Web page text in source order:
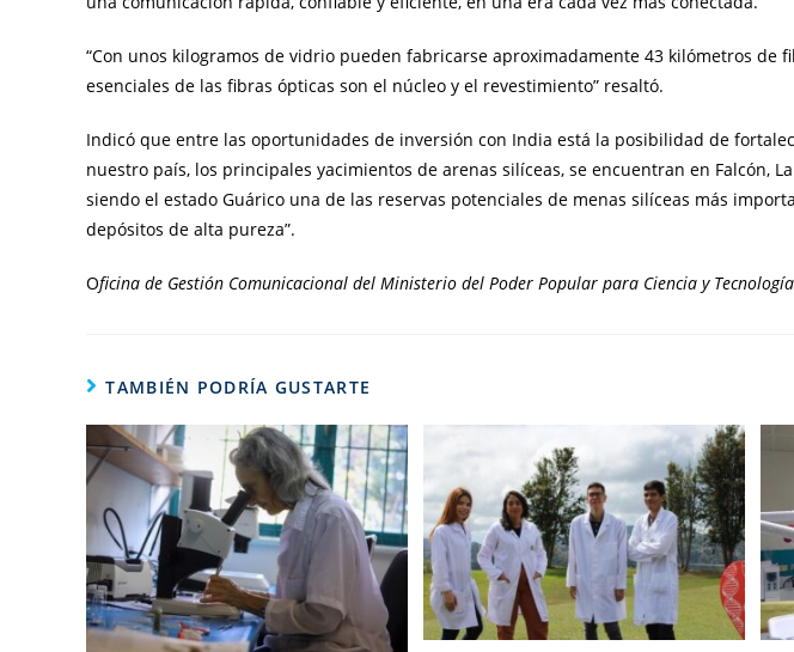
“Con unos kilogramos de vidrio pueden fabricarse aproximadamente 43 kilómetros de
esenciales de las fibras ópticas son el núcleo y el revestimiento” resaltó.
Indicó que entre las oportunidades de inversión con India está la posibilidad de
nuestro país, los principales yacimientos de arenas silíceas, se encuentran en Falcón,
siendo el estado Guárico una de las reservas potenciales de menas silíceas más
depósitos de alta pureza”.
Oficina de Gestión Comunicacional del Ministerio del Poder Popular para Ciencia y
TAMBIÉN PODRÍA GUSTARTE